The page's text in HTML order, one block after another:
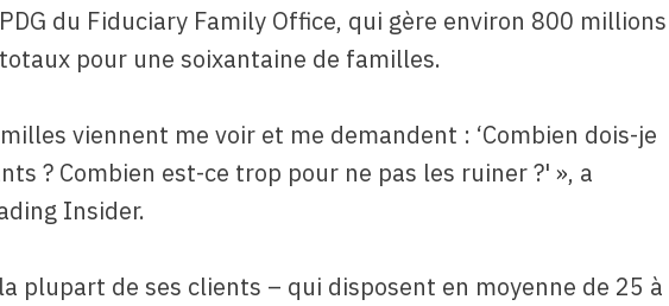
du Fiduciary Family Office, qui gère environ 800 millions
pour une soixantaine de familles.
viennent me voir et me demandent : ‘Combien dois-je
? Combien est-ce trop pour ne pas les ruiner ?' », a
Insider.
plupart de ses clients – qui disposent en moyenne de 25 à